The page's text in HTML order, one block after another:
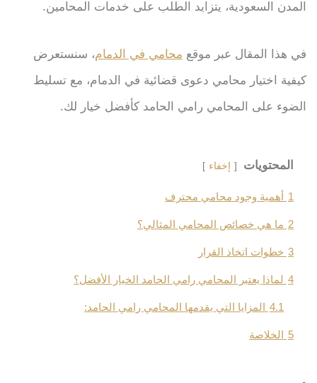
المدن السعودية، يتزايد الطلب على خدمات المحامين.
في هذا المقال عبر موقع محامي في الدمام، سنستعرض
كيفية اختيار محامي دعوى قضائية في الدمام، مع تسليط
الضوء على المحامي رامي الحامد كأفضل خيار لك.
المحتويات إخفاء
1 أهمية وجود محامي محترف
2 ما هي خصائص المحامي المثالي؟
3 خطوات اتخاذ القرار
4 لماذا يعتبر المحامي رامي الحامد الخيار الأفضل؟
4.1 المزايا التي يقدمها المحامي رامي الحامد:
5 الخلاصة